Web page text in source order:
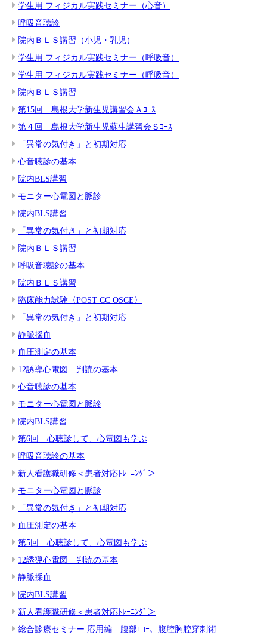
学生用 フィジカル実践セミナー（心音）
呼吸音聴診
院内ＢＬＳ講習（小児・乳児）
学生用 フィジカル実践セミナー（呼吸音）
学生用 フィジカル実践セミナー（呼吸音）
院内ＢＬＳ講習
第15回 島根大学新生児講習会Ａｺｰｽ
第４回 島根大学新生児蘇生講習会Ｓｺｰｽ
「異常の気付き」と初期対応
心音聴診の基本
院内BLS講習
モニター心電図と脈診
院内BLS講習
「異常の気付き」と初期対応
院内ＢＬＳ講習
呼吸音聴診の基本
院内ＢＬＳ講習
臨床能力試験〈POST CC OSCE〉
「異常の気付き」と初期対応
静脈採血
血圧測定の基本
12誘導心電図 判読の基本
心音聴診の基本
モニター心電図と脈診
院内BLS講習
第6回 心聴診して、心電図も学ぶ
呼吸音聴診の基本
新人看護職研修＜患者対応ﾄﾚｰﾆﾝｸﾞ＞
モニター心電図と脈診
「異常の気付き」と初期対応
血圧測定の基本
第5回 心聴診して、心電図も学ぶ
12誘導心電図 判読の基本
静脈採血
院内BLS講習
新人看護職研修＜患者対応ﾄﾚｰﾆﾝｸﾞ＞
総合診療セミナー 応用編 腹部ｴｺｰ、腹腔胸腔穿刺術